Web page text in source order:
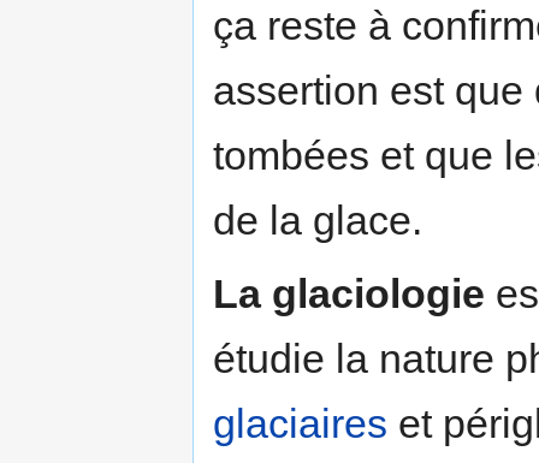
ça reste à
assertion est
tombées et que
de la glace.
La glaciologie
étudie la nature
glaciaires et